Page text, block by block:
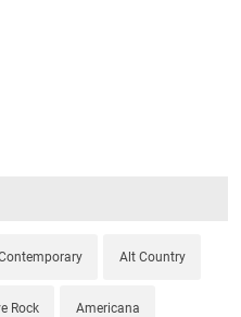
Alt Country
Rock Americana